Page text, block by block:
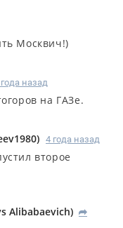
Москвич!)
назад
на ГАЗе.
) 4 года назад
второе
Alibabaevich) R